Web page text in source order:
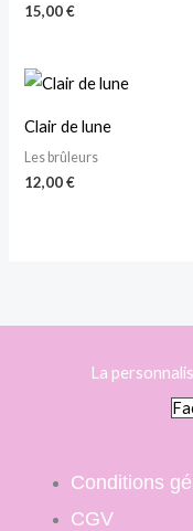
15,00€
Clair de lune
Les brûleurs
12,00€
La
Conditions
CGV